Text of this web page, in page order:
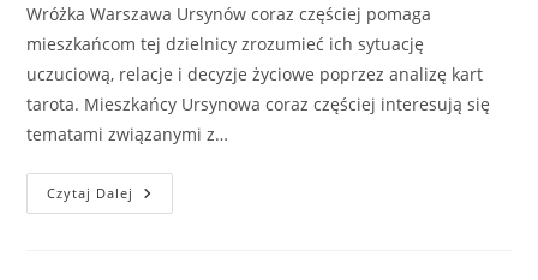
Wróżka Warszawa Ursynów coraz częściej pomaga
mieszkańcom tej dzielnicy zrozumieć ich sytuację
uczuciową, relacje i decyzje życiowe poprzez analizę kart
tarota. Mieszkańcy Ursynowa coraz częściej interesują się
tematami związanymi z…
Czytaj Dalej Wróżka
Warszawa